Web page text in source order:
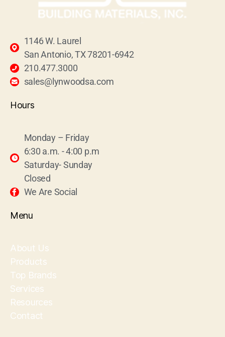
1146 W. Laurel
San Antonio, TX 78201-6942
210.477.3000
sales@lynwoodsa.com
Hours
Monday – Friday
6:30 a.m. - 4:00 p.m
Saturday- Sunday
Closed
We Are Social
Menu
About Us
Products
Top Brands
Services
Resources
Contact